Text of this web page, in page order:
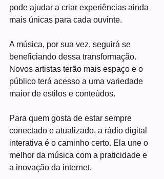
pode ajudar a criar experiências ainda
mais únicas para cada ouvinte.
A música, por sua vez, seguirá se
beneficiando dessa transformação.
Novos artistas terão mais espaço e o
público terá acesso a uma variedade
maior de estilos e conteúdos.
Para quem gosta de estar sempre
conectado e atualizado, a rádio digital
interativa é o caminho certo. Ela une o
melhor da música com a praticidade e
a inovação da internet.